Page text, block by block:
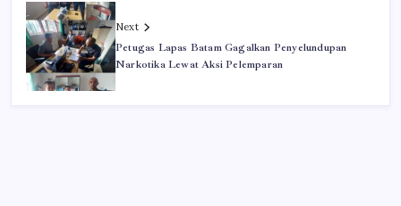
Next
Petugas Lapas Batam Gagalkan Penyelundupan
Narkotika Lewat Aksi Pelemparan